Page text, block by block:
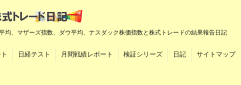
均、マザーズ指数、ダウ平均、ナスダック株価指数と株式トレードの結果報告日記
日経テスト 月間戦績レポート 検証シリーズ 日記 サイトマップ